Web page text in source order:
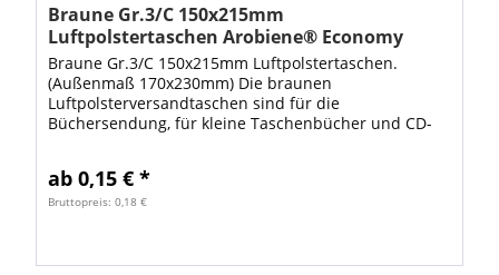
Braune Gr.3/C 150x215mm
Luftpolstertaschen Arobiene® Economy
Braune Gr.3/C 150x215mm Luftpolstertaschen.
(Außenmaß 170x230mm) Die braunen
Luftpolsterversandtaschen sind für die
Büchersendung, für kleine Taschenbücher und CD-
ab 0,15 € *
Bruttopreis: 0,18 €